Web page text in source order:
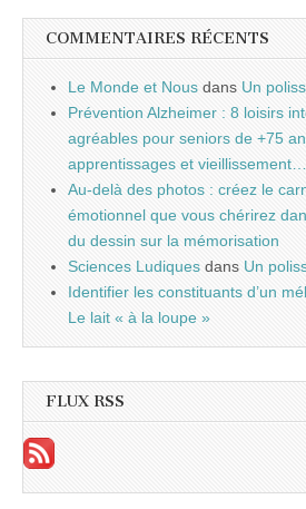
COMMENTAIRES RÉCENTS
Le Monde et Nous dans Un
Prévention Alzheimer : 8 loisirs
agréables pour seniors de +75
apprentissages et vieillissement…
Au-delà des photos : créez le
émotionnel que vous chérirez
du dessin sur la mémorisation
Sciences Ludiques dans Un
Identifier les constituants d’un
Le lait « à la loupe »
FLUX RSS